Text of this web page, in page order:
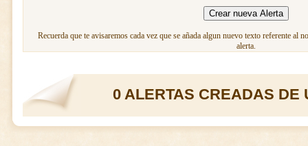
Recuerda que te avisaremos cada vez que se añada algun nuevo texto referente al
alerta.
0 ALERTAS CREADAS DE